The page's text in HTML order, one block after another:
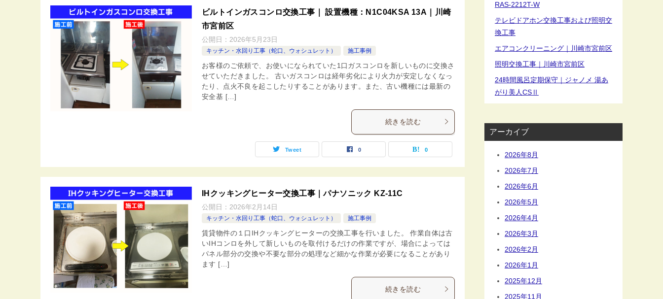
ビルトインガスコンロ交換工事｜ 設置機種：N1C04KSA 13A｜川崎
市宮前区
公開日： 2026年5月23日
キッチン・水回り工事（蛇口、ウォシュレット） 施工事例
お客様のご依頼で、お使いになられていた1口ガスコンロを新しいものに交換さ
せていただきました。 古いガスコンロは経年劣化により火力が安定しなくなっ
たり、点火不良を起こしたりすることがあります。また、古い機種には最新の
安全基 […]
続きを読む
Tweet 0 0
IHクッキングヒーター交換工事｜パナソニック KZ-11C
公開日： 2026年2月14日
キッチン・水回り工事（蛇口、ウォシュレット） 施工事例
賃貸物件の１口IHクッキングヒーターの交換工事を行いました。 作業自体は古
いIHコンロを外して新しいものを取付けるだけの作業ですが、場合によっては
パネル部分の交換や不要な部分の処理など細かな作業が必要になることがあり
ます […]
続きを読む
RAS-2212T-W
テレビドアホン交換工事および照明交
換工事
エアコンクリーニング｜川崎市宮前区
照明交換工事｜川崎市宮前区
24時間風呂定期保守｜ジャノメ 湯あ
がり美人CSⅡ
アーカイブ
2026年8月
2026年7月
2026年6月
2026年5月
2026年4月
2026年3月
2026年2月
2026年1月
2025年12月
2025年11月